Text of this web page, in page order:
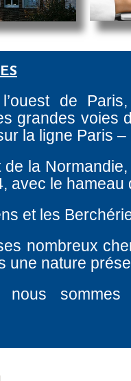
de Paris,
grandes voies
la ligne Paris –
la
avec le hameau
et les
nombreux
une nature